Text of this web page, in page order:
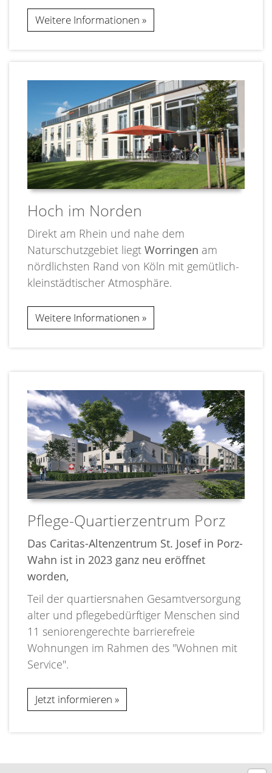
Weitere Informationen
Hoch im Norden
Direkt am Rhein und nahe dem
Naturschutzgebiet liegt Worringen am
nördlichsten Rand von Köln mit gemütlich-
kleinstädtischer Atmosphäre.
Weitere Informationen
Pflege-Quartierzentrum Porz
Das Caritas-Altenzentrum St. Josef in Porz-
Wahn ist in 2023 ganz neu eröffnet
worden,
Teil der quartiersnahen Gesamtversorgung
alter und pflegebedürftiger Menschen sind
11 seniorengerechte barrierefreie
Wohnungen im Rahmen des "Wohnen mit
Service".
Jetzt informieren